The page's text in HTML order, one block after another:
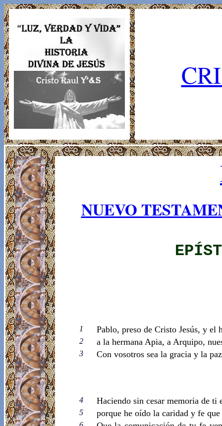
NUEVO
1 Pablo, preso de Cristo Jesús, y el
2 a la hermana Apia, a Arquipo,
3 Con vosotros sea la gracia y la
4 Haciendo sin cesar memoria de
5 porque he oído la caridad y fe